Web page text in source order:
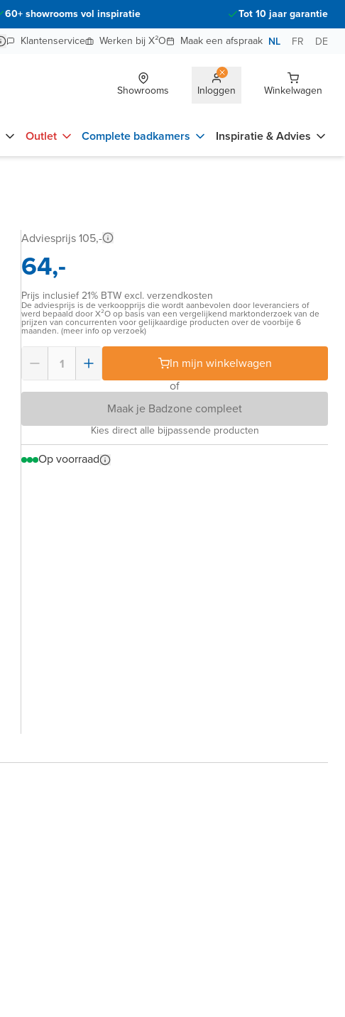
60+ showrooms vol inspiratie
Tot 10 jaar garantie
Klantenservice Werken bij X²O Maak een afspraak NL FR DE
Showrooms Inloggen Winkelwagen
Outlet Complete badkamers Inspiratie & Advies
Adviesprijs 105,-
64,-
Prijs inclusief 21% BTW excl. verzendkosten
De adviesprijs is de verkoopprijs die wordt aanbevolen door leveranciers of
werd bepaald door X²O op basis van een vergelijkend marktonderzoek van de
prijzen van concurrenten voor gelijkaardige producten over de voorbije 6
maanden. (meer info op verzoek)
In mijn winkelwagen
of
Maak je Badzone compleet
Kies direct alle bijpassende producten
Op voorraad